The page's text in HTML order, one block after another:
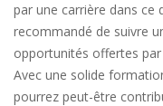
par une carrière dans ce
recommandé de suivre
opportunités offertes
Avec une solide
pourrez peut-être